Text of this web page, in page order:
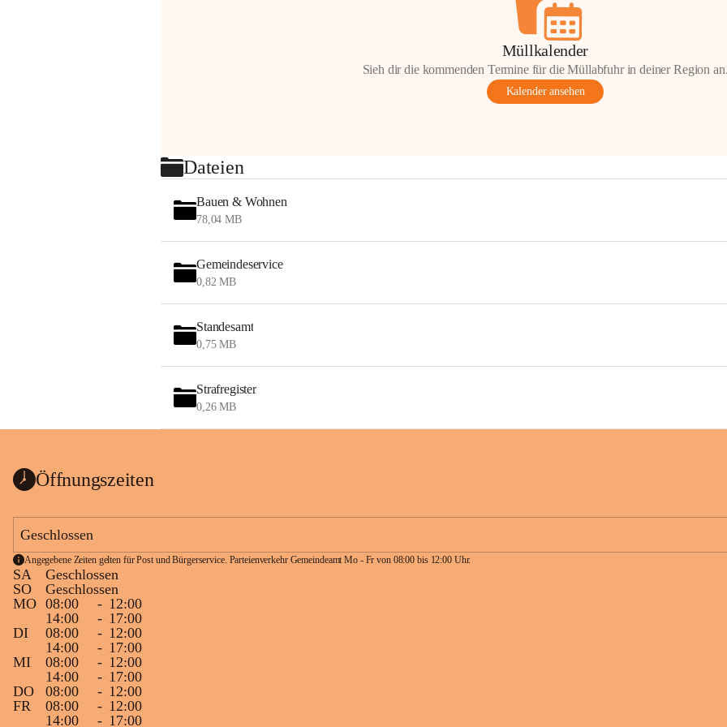
Müllkalender
Sieh dir die kommenden Termine für die Müllabfuhr in deiner Region
Kalender ansehen
Dateien
Bauen & Wohnen
78,04 MB
Gemeindeservice
0,82 MB
Standesamt
0,75 MB
Strafregister
0,26 MB
Öffnungszeiten
Geschlossen
Angegebene Zeiten gelten für Post und Bürgerservice. Parteienverkehr Gemeindeamt Mo - Fr von 08:00 bis 12:00 Uhr.
SA
Geschlossen
SO
Geschlossen
MO 08:00 - 12:00
14:00
- 17:00
DI
08:00 - 12:00
14:00
- 17:00
MI
08:00 - 12:00
14:00
- 17:00
DO
08:00 - 12:00
FR
08:00 - 12:00
14:00
- 17:00